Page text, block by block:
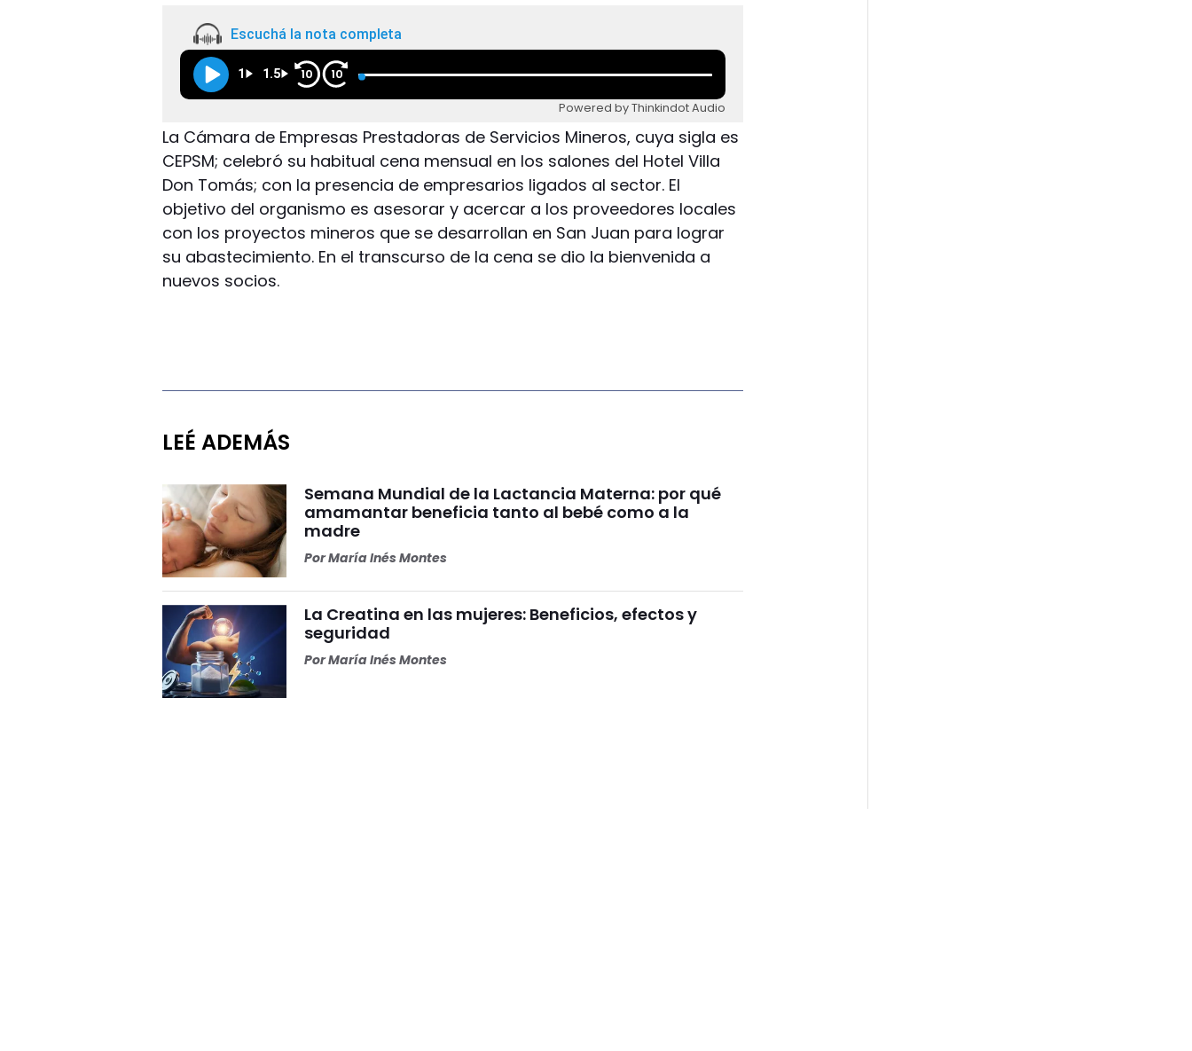
Escuchá la nota completa
1 1.5 10 10
Powered by Thinkindot Audio
La Cámara de Empresas Prestadoras de Servicios Mineros, cuya sigla es
CEPSM; celebró su habitual cena mensual en los salones del Hotel Villa
Don Tomás; con la presencia de empresarios ligados al sector. El
objetivo del organismo es asesorar y acercar a los proveedores locales
con los proyectos mineros que se desarrollan en San Juan para lograr
su abastecimiento. En el transcurso de la cena se dio la bienvenida a
nuevos socios.
LEÉ ADEMÁS
Semana Mundial de la Lactancia Materna: por qué
amamantar beneficia tanto al bebé como a la
madre
PorMaría Inés Montes
La Creatina en las mujeres: Beneficios, efectos y
seguridad
PorMaría Inés Montes